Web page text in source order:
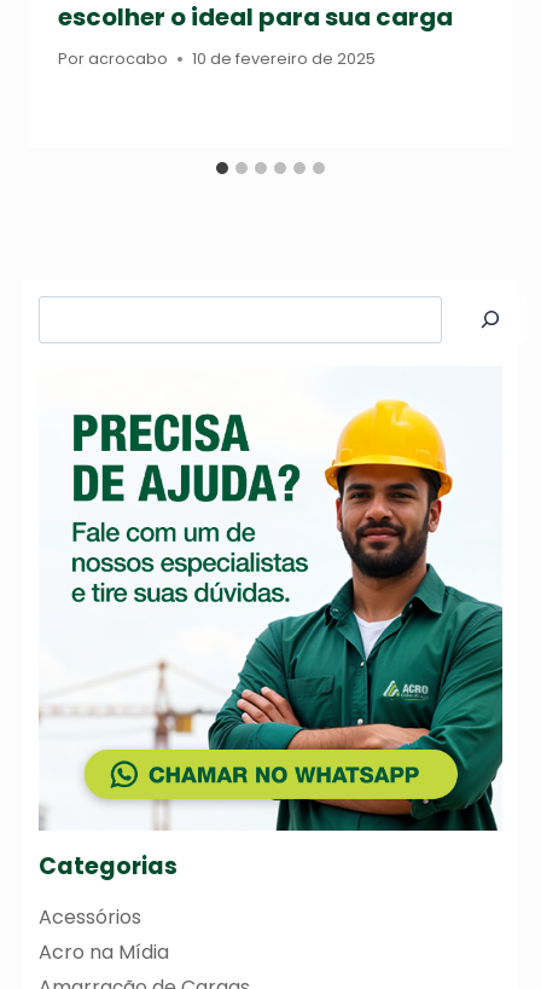
escolher o ideal para sua carga
Poracrocabo 10 de fevereiro de 2025
Categorias
Acessórios
Acro na Mídia